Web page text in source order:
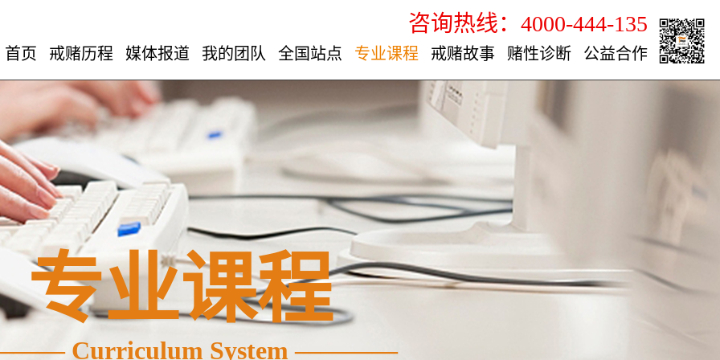
咨询热线：4000-444-135
首页 戒赌历程 媒体报道 我的团队 全国站点 专业课程 戒赌故事 赌性诊断 公益合作
专业课程
Curriculum System ————